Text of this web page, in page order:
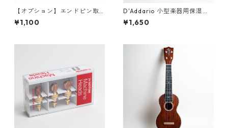
【オプション】エンドピン取
り付け（工賃＋パーツ代）
¥1,100
D'Addario 小型楽器用保湿器
SMALL INSTRUMENT HUMIDI
FIER
¥1,650